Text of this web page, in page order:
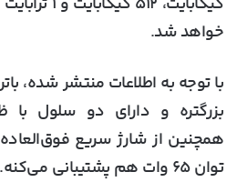
خواهد شد.
با توجه به اطلاعات منتشر شده،
توان ۶۵ وات هم پشتیبانی